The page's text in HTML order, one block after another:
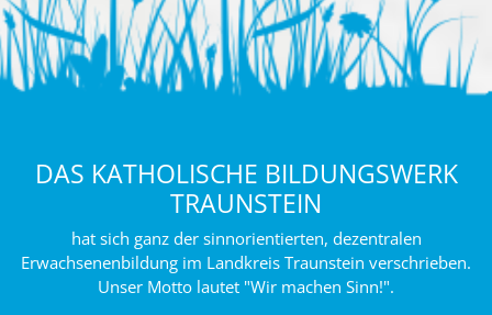
DAS KATHOLISCHE BILDUNGSWERK
TRAUNSTEIN
hat sich ganz der sinnorientierten, dezentralen
Erwachsenenbildung im Landkreis Traunstein verschrieben.
Unser Motto lautet "Wir machen Sinn!".